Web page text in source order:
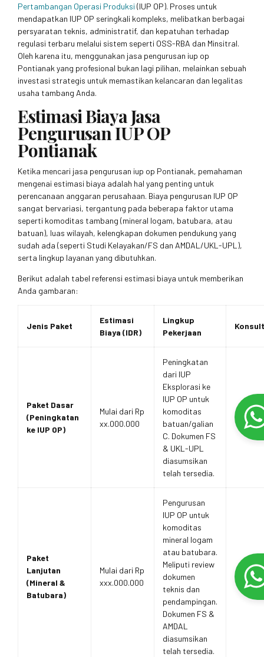
Pertambangan Operasi Produksi (IUP OP). Proses untuk
mendapatkan IUP OP seringkali kompleks, melibatkan berbagai
persyaratan teknis, administratif, dan kepatuhan terhadap
regulasi terbaru melalui sistem seperti OSS-RBA dan Minsitral.
Oleh karena itu, menggunakan jasa pengurusan iup op
Pontianak yang profesional bukan lagi pilihan, melainkan sebuah
investasi strategis untuk memastikan kelancaran dan legalitas
usaha tambang Anda.
Estimasi Biaya Jasa
Pengurusan IUP OP
Pontianak
Ketika mencari jasa pengurusan iup op Pontianak, pemahaman
mengenai estimasi biaya adalah hal yang penting untuk
perencanaan anggaran perusahaan. Biaya pengurusan IUP OP
sangat bervariasi, tergantung pada beberapa faktor utama
seperti komoditas tambang (mineral logam, batubara, atau
batuan), luas wilayah, kelengkapan dokumen pendukung yang
sudah ada (seperti Studi Kelayakan/FS dan AMDAL/UKL-UPL),
serta lingkup layanan yang dibutuhkan.
Berikut adalah tabel referensi estimasi biaya untuk memberikan
Anda gambaran:
Jenis Paket
Estimasi
Biaya (IDR)
Lingkup
Pekerjaan
Paket Dasar
(Peningkatan
ke IUP OP)
Mulai dari Rp
xx.000.000
Peningkatan
dari IUP
Eksplorasi ke
IUP OP untuk
komoditas
batuan/galian
C. Dokumen FS
& UKL-UPL
diasumsikan
telah tersedia.
Paket
Lanjutan
(Mineral &
Batubara)
Mulai dari Rp
xxx.000.000
Pengurusan
IUP OP untuk
komoditas
mineral logam
atau batubara.
Meliputi review
dokumen
teknis dan
pendampingan.
Dokumen FS &
AMDAL
diasumsikan
telah tersedia.